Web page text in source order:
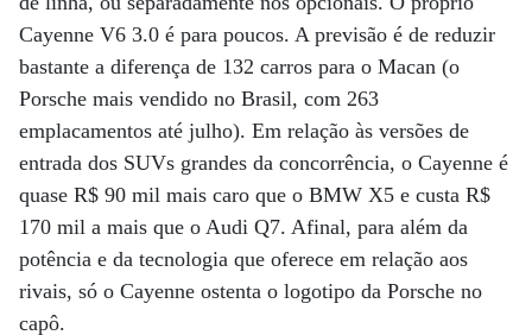
Cayenne V6 3.0 é para poucos. A previsão é de reduzir
bastante a diferença de 132 carros para o Macan (o
Porsche mais vendido no Brasil, com 263
emplacamentos até julho). Em relação às versões de
entrada dos SUVs grandes da concorrência, o Cayenne é
quase R$ 90 mil mais caro que o BMW X5 e custa R$
170 mil a mais que o Audi Q7. Afinal, para além da
potência e da tecnologia que oferece em relação aos
rivais, só o Cayenne ostenta o logotipo da Porsche no
capô.